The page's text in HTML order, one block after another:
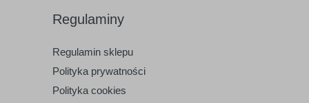
Regulaminy
Regulamin sklepu
Polityka prywatności
Polityka cookies